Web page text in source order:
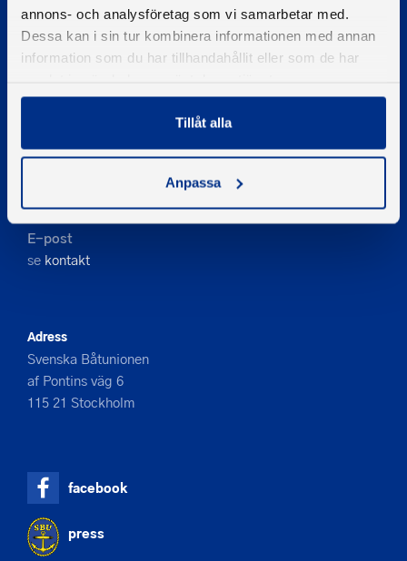
annons- och analysföretag som vi samarbetar med.
Dessa kan i sin tur kombinera informationen med annan
information som du har tillhandahållit eller som de har
Tillåt alla
Anpassa
© 2026 - Svenska Båtunionen
08-545 859 60
E-post
se kontakt
Adress
Svenska Båtunionen
af Pontins väg 6
115 21 Stockholm
facebook
press